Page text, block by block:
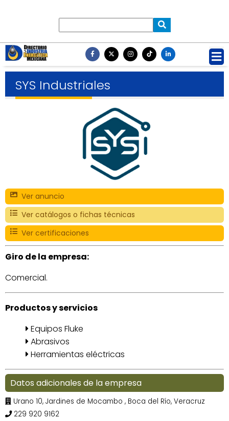
SYS Industriales
Ver anuncio
Ver catálogos o fichas técnicas
Ver certificaciones
Giro de la empresa:
Comercial.
Productos y servicios
Equipos Fluke
Abrasivos
Herramientas eléctricas
Datos adicionales de la empresa
Urano 10, Jardines de Mocambo , Boca del Río, Veracruz
229 920 9162